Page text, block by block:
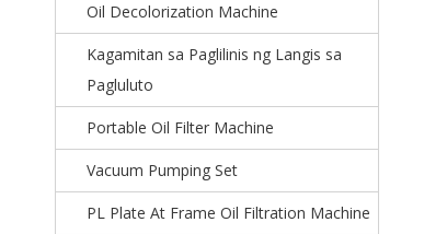
Oil Decolorization Machine
Kagamitan sa Paglilinis ng Langis sa
Pagluluto
Portable Oil Filter Machine
Vacuum Pumping Set
PL Plate At Frame Oil Filtration Machine